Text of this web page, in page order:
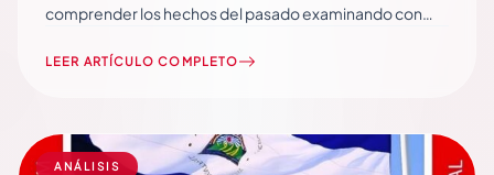
comprender los hechos del pasado examinando con
fundacional nos hacen una tomografía axial
fotografía de lo… Read More
LEER ARTÍCULO COMPLETO
ANÁLISIS